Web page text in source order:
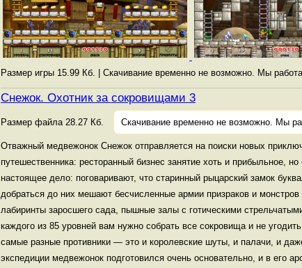
Размер игры 15.99 Кб. | Скачивание временно не возможно. Мы
Снежок. Охотник за сокровищами 3
Размер файла 28.27 Кб. Скачивание временно не возможно. Мы
Отважный медвежонок Снежок отправляется на поиски новых
путешественника: ресторанный бизнес занятие хоть и прибыльное,
настоящее дело: поговаривают, что старинный рыцарский замок
добраться до них мешают бесчисленные армии призраков и
лабиринты заросшего сада, пышные залы с готическими
каждого из 85 уровней вам нужно собрать все сокровища и не
самые разные противники — это и королевские шуты, и палачи, и
экспедиции медвежонок подготовился очень основательно, и в его